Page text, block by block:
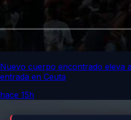
Nuevo cuerpo encontrado eleva
entrada en Ceuta
hace 15h